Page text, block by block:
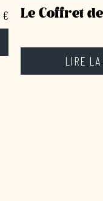
€
Le Coffret
LIRE